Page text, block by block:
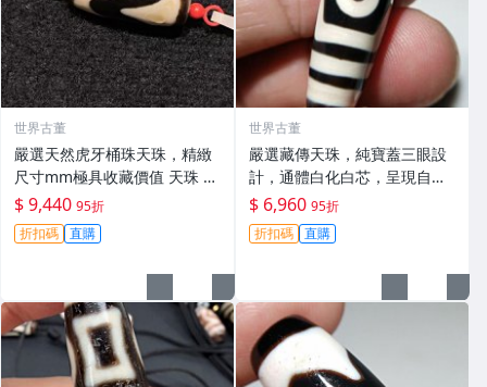
世界古董
嚴選天然虎牙桶珠天珠，精緻
尺寸mm極具收藏價值 天珠 天
然虎牙 桶珠
$ 9,440 95折
折扣碼 直購
世界古董
嚴選藏傳天珠，純寶蓋三眼設
計，通體白化白芯，呈現自然
風化美，手磨老料工藝獨特，
適合收藏把玩。天珠 mm 天珠
白化芯 風化包漿
$ 6,960 95折
折扣碼 直購